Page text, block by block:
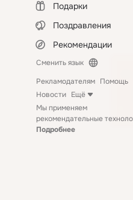
Подарки
Поздравления
Рекомендации
Сменить язык
Рекламодателям Помощь
Новости Ещё
Мы применяем
рекомендательные
Подробнее